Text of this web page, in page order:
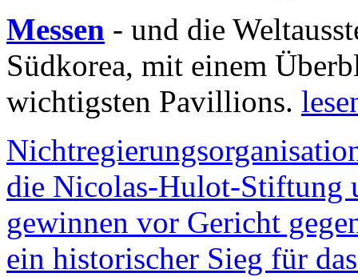
Messen - und die
Südkorea, mit einem
wichtigsten Pavillions.
die Nicolas-Hulot-Stiftung
gewinnen vor Gericht
ein historischer Sieg für